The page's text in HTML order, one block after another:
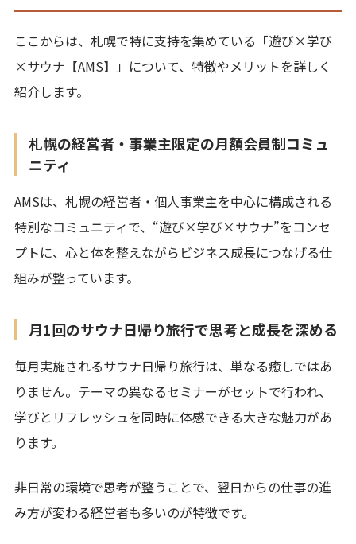
ここからは、札幌で特に支持を集めている「遊び×学び
×サウナ【AMS】」について、特徴やメリットを詳しく
紹介します。
札幌の経営者・事業主限定の月額会員制コミュ
ニティ
AMSは、札幌の経営者・個人事業主を中心に構成される
特別なコミュニティで、“遊び×学び×サウナ”をコンセ
プトに、心と体を整えながらビジネス成長につなげる仕
組みが整っています。
月1回のサウナ日帰り旅行で思考と成長を深める
毎月実施されるサウナ日帰り旅行は、単なる癒しではあ
りません。テーマの異なるセミナーがセットで行われ、
学びとリフレッシュを同時に体感できる大きな魅力があ
ります。
非日常の環境で思考が整うことで、翌日からの仕事の進
み方が変わる経営者も多いのが特徴です。